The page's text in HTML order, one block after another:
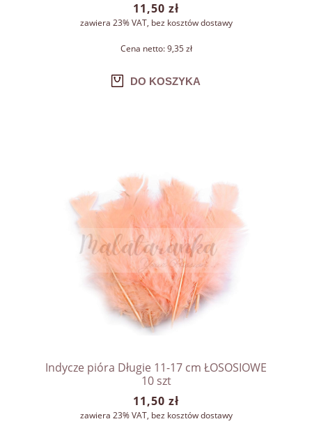
11,50 zł
zawiera 23% VAT, bez kosztów dostawy
Cena netto:9,35 zł
DO KOSZYKA
Indycze pióra Długie 11-17 cm ŁOSOSIOWE
10 szt
11,50 zł
zawiera 23% VAT, bez kosztów dostawy